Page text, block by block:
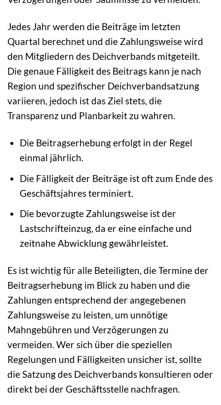
Jedes Jahr werden die Beiträge im letzten
Quartal berechnet und die Zahlungsweise wird
den Mitgliedern des Deichverbands mitgeteilt.
Die genaue Fälligkeit des Beitrags kann je nach
Region und spezifischer Deichverbandsatzung
variieren, jedoch ist das Ziel stets, die
Transparenz und Planbarkeit zu wahren.
Die Beitragserhebung erfolgt in der Regel
einmal jährlich.
Die Fälligkeit der Beiträge ist oft zum Ende des
Geschäftsjahres terminiert.
Die bevorzugte Zahlungsweise ist der
Lastschrifteinzug, da er eine einfache und
zeitnahe Abwicklung gewährleistet.
Es ist wichtig für alle Beteiligten, die Termine der
Beitragserhebung im Blick zu haben und die
Zahlungen entsprechend der angegebenen
Zahlungsweise zu leisten, um unnötige
Mahngebühren und Verzögerungen zu
vermeiden. Wer sich über die speziellen
Regelungen und Fälligkeiten unsicher ist, sollte
die Satzung des Deichverbands konsultieren oder
direkt bei der Geschäftsstelle nachfragen.